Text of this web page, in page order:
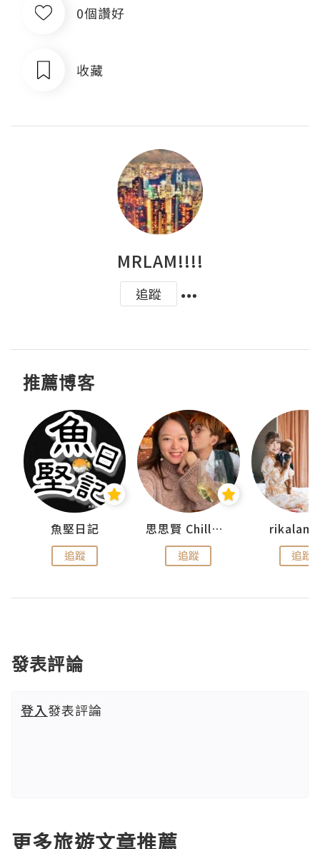
0個讚好
收藏
MRLAM!!!!
追蹤
推薦博客
魚堅日記
追蹤
思思賢 ChillMyBabe
追蹤 追蹤
發表評論
登入發表評論
更多旅遊文章推薦